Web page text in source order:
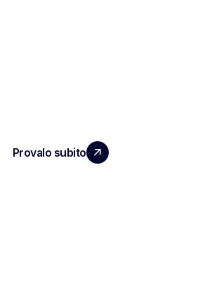
Provalo subito